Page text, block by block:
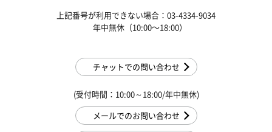
上記番号が利用できない場合：03-4334-9034
年中無休（10:00〜18:00）
チャットでの問い合わせ
(受付時間：10:00～18:00/年中無休)
メールでのお問い合わせ